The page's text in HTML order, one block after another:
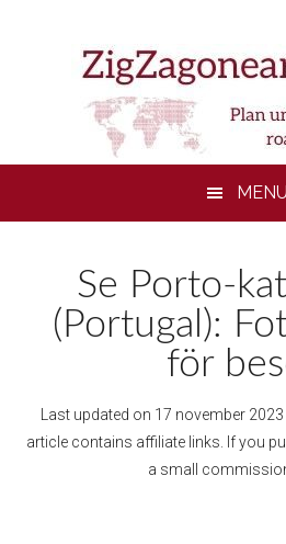
MENU
Se Porto-
(Portugal):
för
Last updated on 17 november 2023
article contains affiliate links. If you
a small